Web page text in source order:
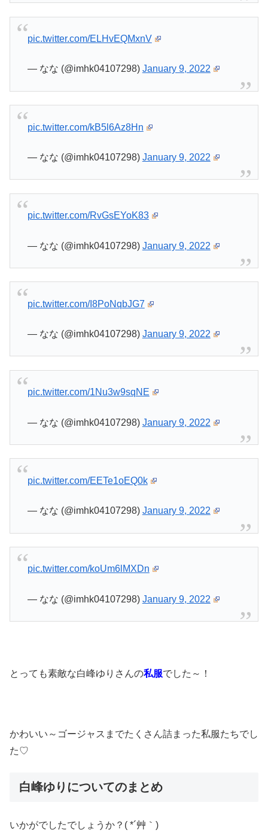
pic.twitter.com/ELHvEQMxnV
— なな (@imhk04107298) January 9, 2022
pic.twitter.com/kB5l6Az8Hn
— なな (@imhk04107298) January 9, 2022
pic.twitter.com/RvGsEYoK83
— なな (@imhk04107298) January 9, 2022
pic.twitter.com/I8PoNqbJG7
— なな (@imhk04107298) January 9, 2022
pic.twitter.com/1Nu3w9sqNE
— なな (@imhk04107298) January 9, 2022
pic.twitter.com/EETe1oEQ0k
— なな (@imhk04107298) January 9, 2022
pic.twitter.com/koUm6lMXDn
— なな (@imhk04107298) January 9, 2022
とっても素敵な白峰ゆりさんの私服でした～！
かわいい～ゴージャスまでたくさん詰まった私服たちでし
た♡
白峰ゆりについてのまとめ
いかがでしたでしょうか？( *´艸｀)